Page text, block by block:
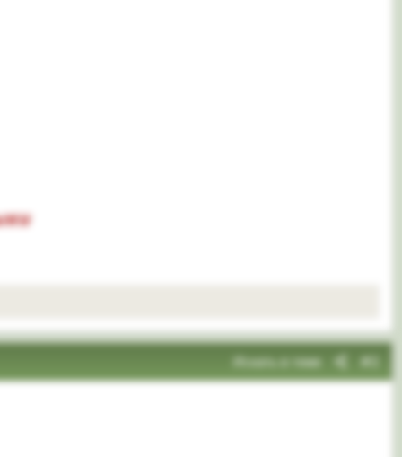
Искать в теме #2